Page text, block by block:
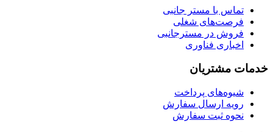
تماس با مستر جانبی
فرصت‌های شغلی
فروش در مسترجانبی
اخباری فناوری
خدمات مشتریان
شیوه‌های پرداخت
رویه ارسال سفارش
نحوه ثبت سفارش